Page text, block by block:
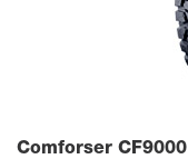
Comforser CF9000